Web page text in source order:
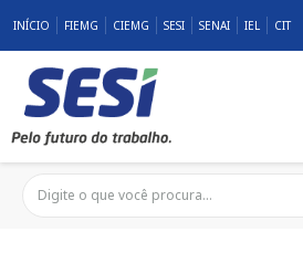
INÍCIO FIEMG CIEMG SESI SENAI IEL CIT